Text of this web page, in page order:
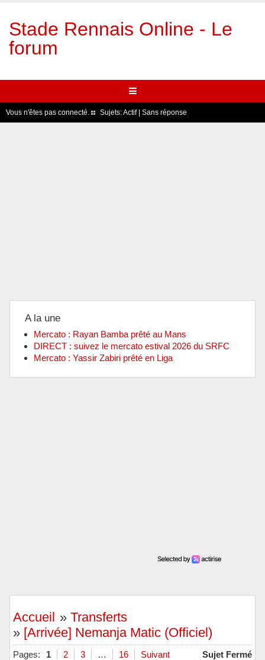
Stade Rennais Online - Le
forum
Vous n'êtes pas connecté. Sujets:Actif| Sans réponse
A la une
Mercato : Rayan Bamba prêté au Mans
DIRECT : suivez le mercato estival 2026 du SRFC
Mercato : Yassir Zabiri prêté en Liga
Accueil »Transferts
» [Arrivée] Nemanja Matic (Officiel)
Pages: 1 2 3 … 16 Suivant Sujet Fermé